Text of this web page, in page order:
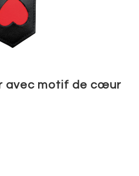
avec motif de cœur